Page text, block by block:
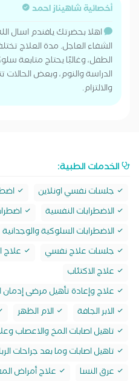
أخصائية شاهيناز احمد
اهلا بحضرتك يافندم اسال
الشفاء العاجل. مدة العلاج
الطفل، وغالبًا يحتاج متابعة
الدراسة والنوم، وبعض
والالتزام.
الخدمات الطبية:
جلسات نفسي اونلاين
الاضطرابات النفسية
الاضطرابات السلوكية والوجدانية
جلسات علاج نفسي
علاج
علاج الاكتئاب
علاج وإعادة تأهيل مرضى إدمان
الابر الجافة
الام الظهر
تاهيل اصابات المخ والاعصاب
تاهيل اصابات وما بعد جراحات
عرق النسا
علاج أمراض